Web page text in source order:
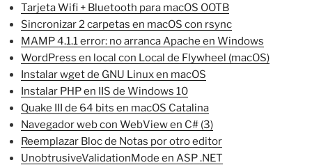
Tarjeta Wifi + Bluetooth para macOS OOTB
Sincronizar 2 carpetas en macOS con rsync
MAMP 4.1.1 error: no arranca Apache en Windows
WordPress en local con Local de Flywheel (macOS)
Instalar wget de GNU Linux en macOS
Instalar PHP en IIS de Windows 10
Quake III de 64 bits en macOS Catalina
Navegador web con WebView en C# (3)
Reemplazar Bloc de Notas por otro editor
UnobtrusiveValidationMode en ASP .NET